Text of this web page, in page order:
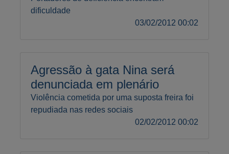
dificuldade
03/02/2012 00:02
Agressão à gata Nina será
denunciada em plenário
Violência cometida por uma suposta freira foi
repudiada nas redes sociais
02/02/2012 00:02